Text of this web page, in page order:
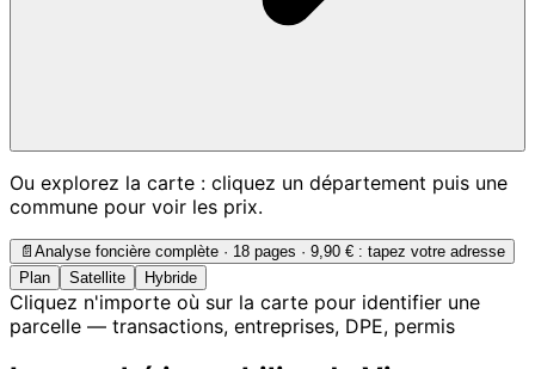
Ou explorez la carte : cliquez un département puis une
commune pour voir les prix.
📄 Analyse foncière complète · 18 pages · 9,90 € : tapez votre adresse
Plan
Satellite Hybride
Cliquez n'importe où sur la carte pour identifier une
parcelle — transactions, entreprises, DPE, permis